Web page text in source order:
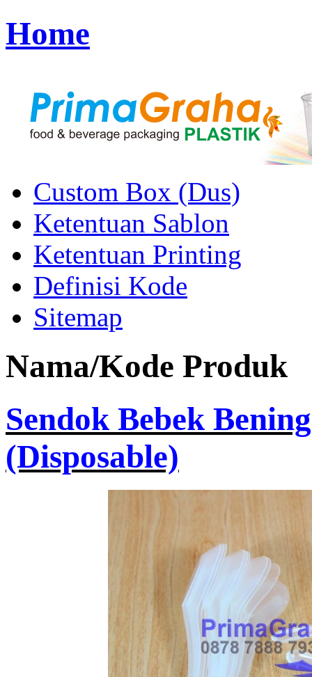
Home
Custom Box (Dus)
Ketentuan Sablon
Ketentuan Printing
Definisi Kode
Sitemap
Nama/Kode Produk
Sendok Bebek
(Disposable)